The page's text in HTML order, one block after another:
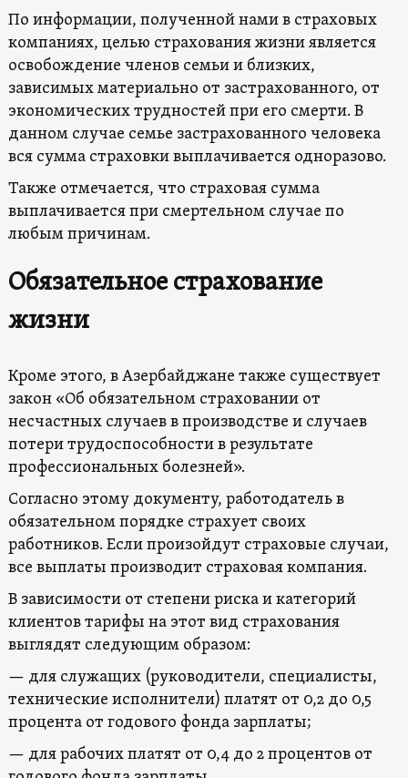
По информации, полученной нами в страховых
компаниях, целью страхования жизни является
освобождение членов семьи и близких,
зависимых материально от застрахованного, от
экономических трудностей при его смерти. В
данном случае семье застрахованного человека
вся сумма страховки выплачивается одноразово.
Также отмечается, что страховая сумма
выплачивается при смертельном случае по
любым причинам.
Обязательное страхование
жизни
Кроме этого, в Азербайджане также существует
закон «Об обязательном страховании от
несчастных случаев в производстве и случаев
потери трудоспособности в результате
профессиональных болезней».
Согласно этому документу, работодатель в
обязательном порядке страхует своих
работников. Если произойдут страховые случаи,
все выплаты производит страховая компания.
В зависимости от степени риска и категорий
клиентов тарифы на этот вид страхования
выглядят следующим образом:
— для служащих (руководители, специалисты,
технические исполнители) платят от 0,2 до 0,5
процента от годового фонда зарплаты;
— для рабочих платят от 0,4 до 2 процентов от